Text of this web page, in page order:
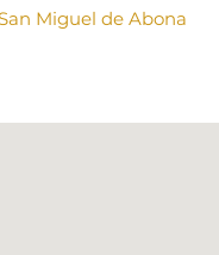
Miguel de Abona